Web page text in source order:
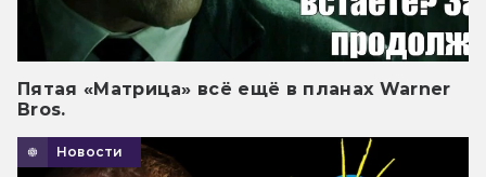
Пятая «Матрица» всё ещё в планах Warner
Bros.
Новости